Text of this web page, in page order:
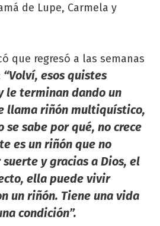
de Lupe, Carmela y
que regresó a las semanas
“Volví, esos quistes
le terminan dando un
llama riñón multiquístico,
se sabe por qué, no crece
es un riñón que no
y gracias a Dios, el
ella puede vivir
un riñón. Tiene una vida
condición”.